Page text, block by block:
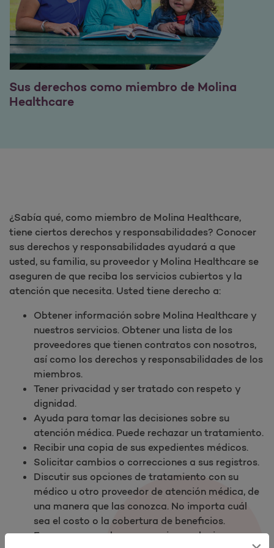
Sus derechos como miembro de Molina
Healthcare
¿Sabía qué, como miembro de Molina Healthcare,
tiene ciertos derechos y responsabilidades? Conocer
sus derechos y responsabilidades ayudará a que
usted, su familia, su proveedor y Molina Healthcare se
aseguren de que reciba los servicios cubiertos y la
atención que necesita. Usted tiene derecho a:​
Obtener información sobre Molina Healthcare y
nuestros servicios. Obtener una lista de los
proveedores que tienen contratos con nosotros,
así como los derechos y responsabilidades de los
miembros.
Tener privacidad y ser tratado con respeto y
dignidad.
Ayuda para tomar las decisiones sobre su
atención médica. Puede rechazar un tratamiento.
Recibir una copia de sus expedientes médicos.
Solicitar cambios o correcciones a sus registros.
Discutir sus opciones de tratamiento con su
médico u otro proveedor de atención médica, de
una manera que las conozca. No importa cuál
sea el costo o la cobertura de beneficios.
Expresar sus reclamos o enviar apelaciones